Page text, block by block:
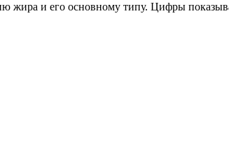
жира и его основному типу. Цифры